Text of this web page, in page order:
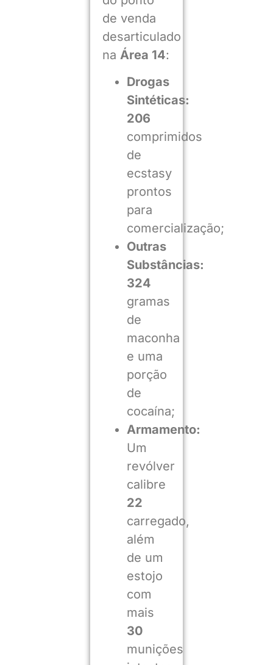
de venda
desarticulado
na Área 14:
Drogas
Sintéticas:
206
comprimidos
de
ecstasy
prontos
para
comercialização;
Outras
Substâncias:
324
gramas
de
maconha
e uma
porção
de
cocaína;
Armamento:
Um
revólver
calibre
22
carregado,
além
de um
estojo
com
mais
30
munições